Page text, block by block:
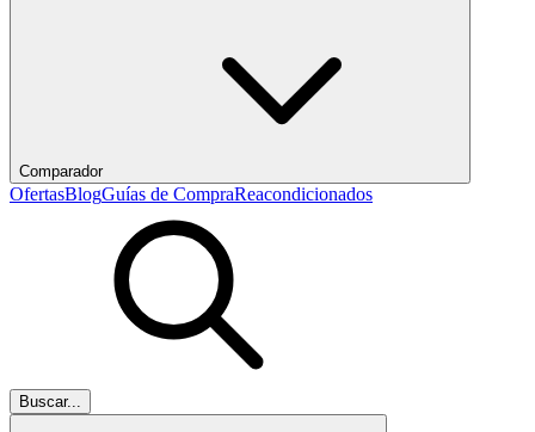
Comparador
OfertasBlogGuías de CompraReacondicionados
Buscar...